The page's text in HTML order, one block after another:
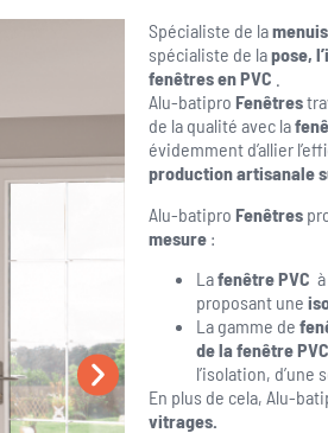
Spécialiste de la
spécialiste de lapose,
fenêtres en PVC
Alu-batipro Fenêtres
de la qualité avec la
évidemment d’allier
production artisanale
Alu-batipro Fenêtres
mesure :
Lafenêtre PVC
proposant une
La gamme de
de la fenêtre
l’isolation,
En plus de cela, Alu-
vitrages.